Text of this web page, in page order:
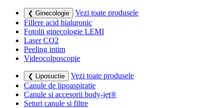
❮ Ginecologie
Vezi toate produsele
Fillere acid hialuronic
Fotolii ginecologie LEMI
Laser CO2
Peeling intim
Videocolposcopie
❮ Liposuctie
Vezi toate produsele
Canule de lipoaspiratie
Canule si accesorii body-jet®
Seturi canule si filtre